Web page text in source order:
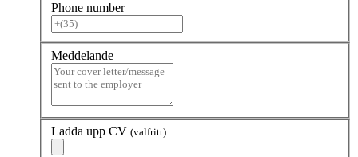
Phone number
Meddelande
Ladda upp CV (valfritt)